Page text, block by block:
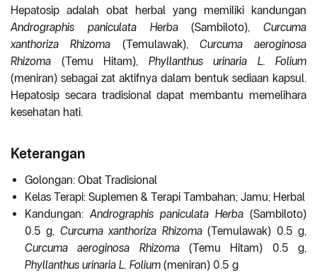
Hepatosip adalah obat herbal yang memiliki kandungan
Andrographis paniculata Herba(Sambiloto), Curcuma
xanthoriza Rhizoma (Temulawak), Curcuma aeroginosa
Rhizoma (Temu Hitam), Phyllanthus urinaria L. Folium
(meniran) sebagai zat aktifnya dalam bentuk sediaan kapsul.
Hepatosip secara tradisional dapat membantu memelihara
kesehatan hati.
Keterangan
Golongan: Obat Tradisional
Kelas Terapi: Suplemen & Terapi Tambahan; Jamu; Herbal
Kandungan: Andrographis paniculata Herba (Sambiloto)
0.5 g, Curcuma xanthoriza Rhizoma(Temulawak) 0.5 g,
Curcuma aeroginosa Rhizoma(Temu Hitam) 0.5 g,
Phyllanthus urinaria L. Folium (meniran) 0.5 g